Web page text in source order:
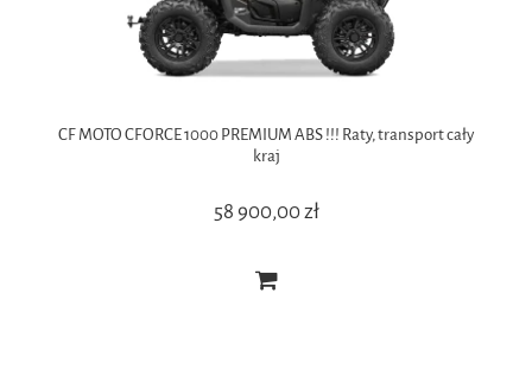
CF MOTO CFORCE 1000 PREMIUM ABS !!! Raty, transport cały
kraj
58 900,00 zł